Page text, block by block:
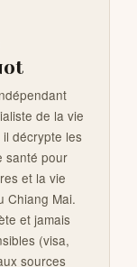
de la vie
décrypte les
santé pour
et la vie
Chiang Mai.
et jamais
(visa,
sources